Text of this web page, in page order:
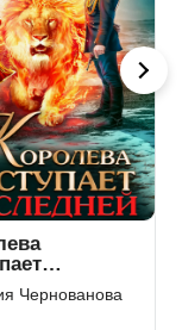
Измена.
Отвергнутая жена
дракона
Северина Рэй